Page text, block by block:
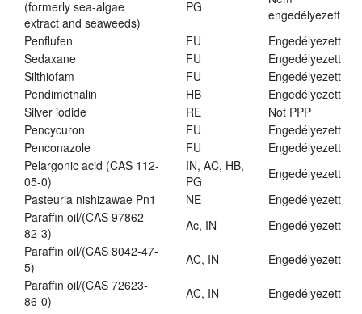
(formerly sea-algae
extract and seaweeds)
PG
engedélyezett
Penflufen
FU
Engedélyezett
Sedaxane
FU
Engedélyezett
Silthiofam
FU
Engedélyezett
Pendimethalin
HB
Engedélyezett
Silver iodide
RE
Not PPP
Pencycuron
FU
Engedélyezett
Penconazole
FU
Engedélyezett
Pelargonic acid (CAS 112-
05-0)
IN, AC, HB,
PG
Engedélyezett
Pasteuria nishizawae Pn1
NE
Engedélyezett
Paraffin oil/(CAS 97862-
82-3)
Ac, IN
Engedélyezett
Paraffin oil/(CAS 8042-47-
5)
AC, IN
Engedélyezett
Paraffin oil/(CAS 72623-
86-0)
AC, IN
Engedélyezett